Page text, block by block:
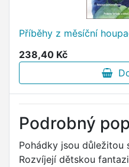
Příběhy z měsíční
238,40 Kč
Podrobný
Pohádky jsou důležitou
Rozvíjejí dětskou